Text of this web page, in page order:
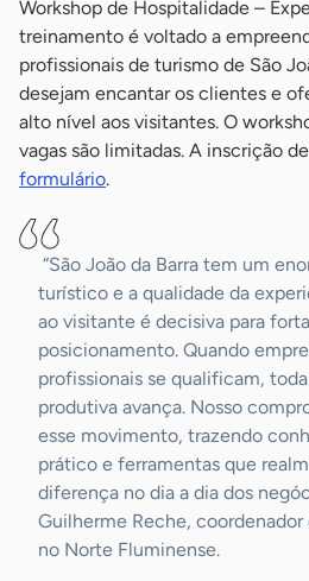
Workshop de Hospitalidade –
treinamento é voltado a
profissionais de turismo de São
desejam encantar os clientes e
alto nível aos visitantes. O
vagas são limitadas. A inscrição
formulário.
“São João da Barra tem um
turístico e a qualidade da
ao visitante é decisiva para
posicionamento. Quando
profissionais se qualificam,
produtiva avança. Nosso
esse movimento, trazendo
prático e ferramentas que
diferença no dia a dia dos
Guilherme Reche, coordenador
no Norte Fluminense.